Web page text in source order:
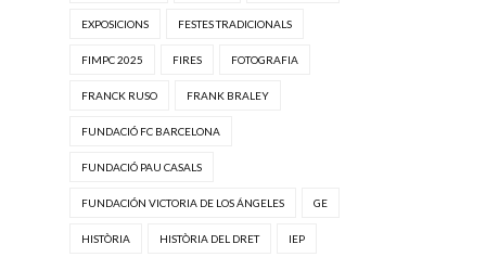
EXPOSICIONS FESTES TRADICIONALS
FIMPC 2025 FIRES FOTOGRAFIA
FRANCK RUSO FRANK BRALEY
FUNDACIÓ FC BARCELONA
FUNDACIÓ PAU CASALS
FUNDACIÓN VICTORIA DE LOS ÁNGELES GE
HISTÒRIA HISTÒRIA DEL DRET IEP